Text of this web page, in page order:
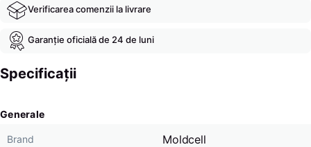
Verificarea comenzii la livrare
Garanție oficială de 24 de luni
Specificații
Generale
Brand Moldcell